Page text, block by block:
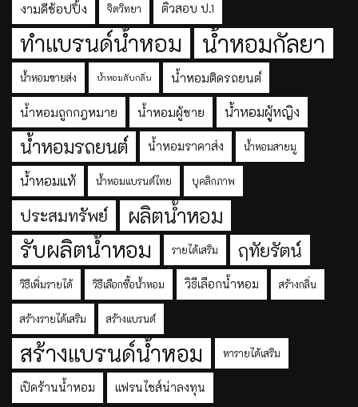
งามดีช้อปปิ้ง จิตวิทยา ติวสอบ ป.1
ทำแบรนด์น้ำหอม น้ำหอมกัลยา
น้ำหอมขายส่ง น้ำหอมดับกลิ่น น้ำหอมติดรถยนต์
น้ำหอมถูกกฎหมาย น้ำหอมผู้ชาย น้ำหอมผู้หญิง
น้ำหอมรถยนต์ น้ำหอมราคาส่ง น้ำหอมสายมู
น้ำหอมแท้ น้ำหอมแบรนด์ไทย บุคลิกภาพ
ประสมทรัพย์ ผลิตน้ำหอม
รับผลิตน้ำหอม รายได้เสริม ฤทัยรัตน์
วิธีเพิ่มรายได้ วิธีเลือกซื้อน้ำหอม วิธีเลือกน้ำหอม สร้างกลิ่น
สร้างรายได้เสริม สร้างแบรนด์
สร้างแบรนด์น้ำหอม หารายได้เสริม
เปิดร้านน้ำหอม แฟรนไชส์น่าลงทุน